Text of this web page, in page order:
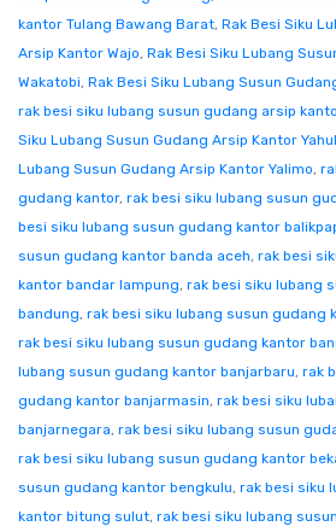
kantor Tulang Bawang Barat, Rak Besi Siku
Arsip Kantor Wajo, Rak Besi Siku Lubang
Wakatobi, Rak Besi Siku Lubang Susun
rak besi siku lubang susun gudang arsip
Siku Lubang Susun Gudang Arsip Kantor
Lubang Susun Gudang Arsip Kantor Yalimo,
gudang kantor, rak besi siku lubang susun
besi siku lubang susun gudang kantor
susun gudang kantor banda aceh, rak besi
kantor bandar lampung, rak besi siku lubang
bandung, rak besi siku lubang susun gudang
rak besi siku lubang susun gudang kantor
lubang susun gudang kantor banjarbaru, rak
gudang kantor banjarmasin, rak besi siku
banjarnegara, rak besi siku lubang susun
rak besi siku lubang susun gudang kantor
susun gudang kantor bengkulu, rak besi siku
kantor bitung sulut, rak besi siku lubang